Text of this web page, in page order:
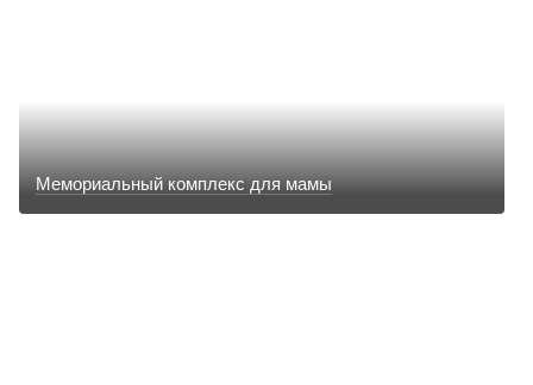
Мемориальный комплекс для мамы